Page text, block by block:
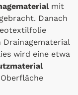
mit
Danach
wird eine etwa